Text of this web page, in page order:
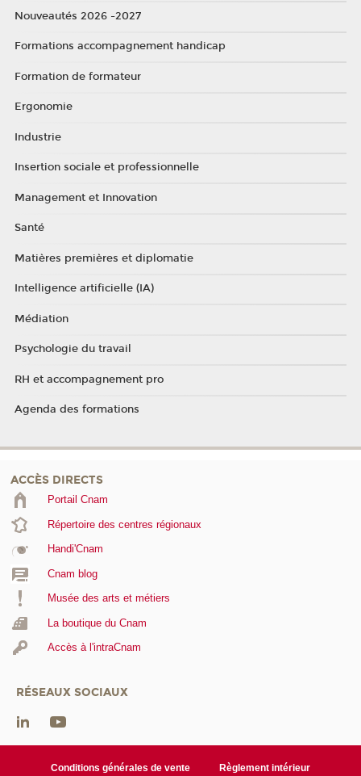
Nouveautés 2026 -2027
Formations accompagnement handicap
Formation de formateur
Ergonomie
Industrie
Insertion sociale et professionnelle
Management et Innovation
Santé
Matières premières et diplomatie
Intelligence artificielle (IA)
Médiation
Psychologie du travail
RH et accompagnement pro
Agenda des formations
ACCÈS DIRECTS
Portail Cnam
Répertoire des centres régionaux
Handi'Cnam
Cnam blog
Musée des arts et métiers
La boutique du Cnam
Accès à l'intraCnam
RÉSEAUX SOCIAUX
Conditions générales de vente Règlement intérieur